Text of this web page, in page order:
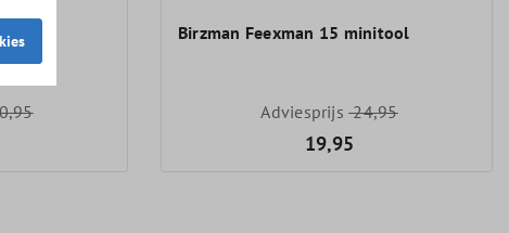
Birzman Feexman 15 minitool
Adviesprijs24,95
19,95